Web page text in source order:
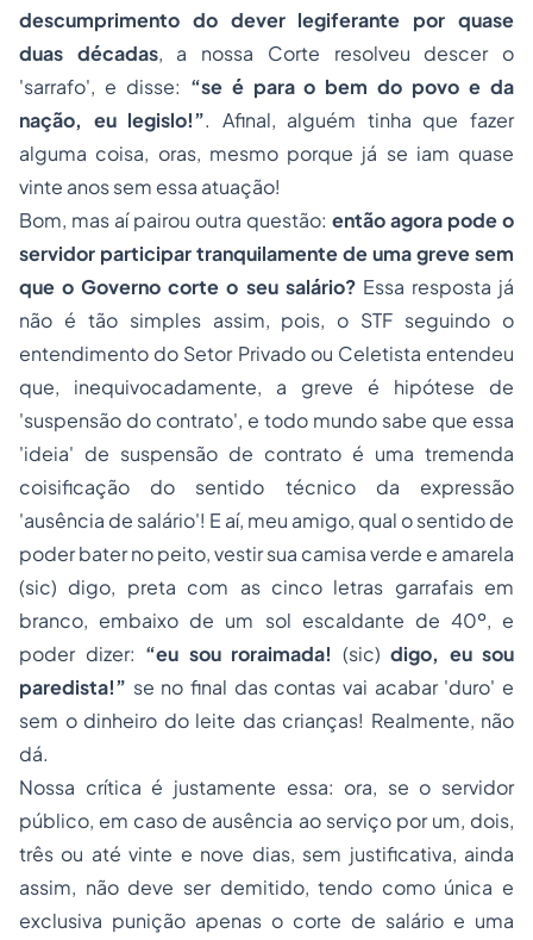
descumprimento do dever legiferante por quase
duas décadas, a nossa Corte resolveu descer o
'sarrafo', e disse: “se é para o bem do povo e da
nação, eu legislo!”. Afinal, alguém tinha que fazer
alguma coisa, oras, mesmo porque já se iam quase
vinte anos sem essa atuação!
Bom, mas aí pairou outra questão: então agora pode o
servidor participar tranquilamente de uma greve sem
que o Governo corte o seu salário?Essa resposta já
não é tão simples assim, pois, o STF seguindo o
entendimento do Setor Privado ou Celetista entendeu
que, inequivocadamente, a greve é hipótese de
'suspensão do contrato', e todo mundo sabe que essa
'ideia' de suspensão de contrato é uma tremenda
coisificação do sentido técnico da expressão
'ausência de salário'! E aí, meu amigo, qual o sentido de
poder bater no peito, vestir sua camisa verde e amarela
(sic) digo, preta com as cinco letras garrafais em
branco, embaixo de um sol escaldante de 40º, e
poder dizer: “eu sou roraimada! (sic) digo, eu sou
paredista!” se no final das contas vai acabar 'duro' e
sem o dinheiro do leite das crianças! Realmente, não
dá.
Nossa crítica é justamente essa: ora, se o servidor
público, em caso de ausência ao serviço por um, dois,
três ou até vinte e nove dias, sem justificativa, ainda
assim, não deve ser demitido, tendo como única e
exclusiva punição apenas o corte de salário e uma